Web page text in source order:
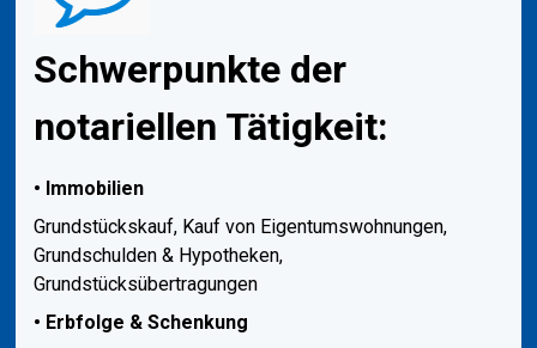
Schwerpunkte der
notariellen Tätigkeit:
• Immobilien
Grundstückskauf, Kauf von Eigentumswohnungen,
Grundschulden & Hypotheken,
Grundstücksübertragungen
• Erbfolge & Schenkung